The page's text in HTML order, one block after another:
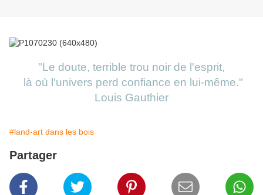
"Le doute, terrible trou noir de l'esprit,
là où l'univers perd confiance en lui-même."
Louis Gauthier
#land-art dans les bois
Partager